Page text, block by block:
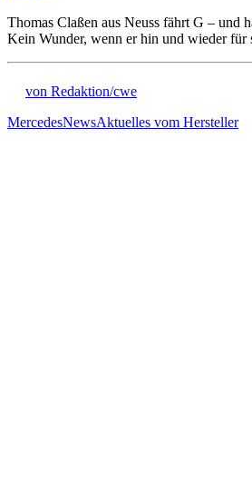
Thomas Claßen aus Neuss fährt G – und
Kein Wunder, wenn er hin und wieder
von Redaktion/cwe
MercedesNewsAktuelles vom Hersteller